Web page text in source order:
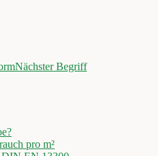
Nächster Begriff
pro m²